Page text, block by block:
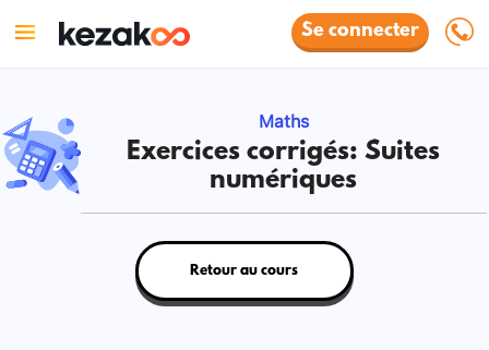
Se connecter
Maths
Exercices corrigés: Suites
numériques
Retour au cours